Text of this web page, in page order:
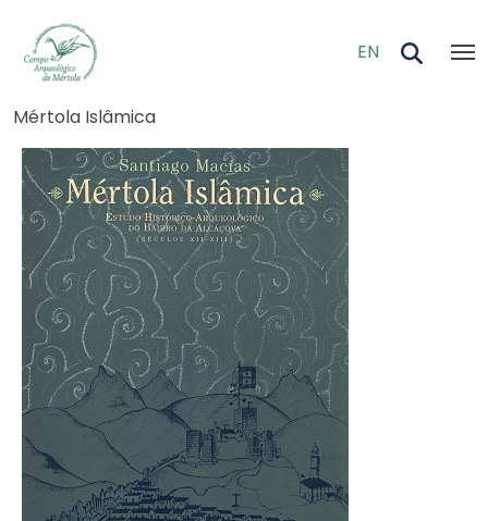
EN
Navegação estrutural
Mértola Islâmica